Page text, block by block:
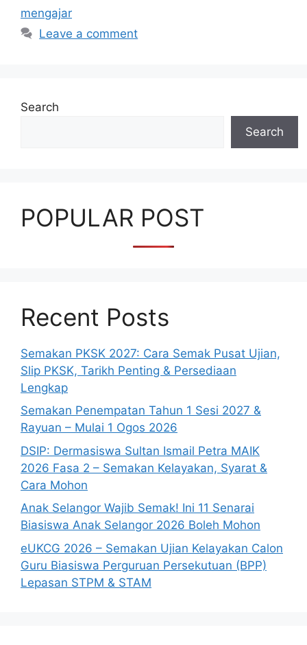
mengajar
Leave a comment
Search
Search
POPULAR POST
Recent Posts
Semakan PKSK 2027: Cara Semak Pusat Ujian,
Slip PKSK, Tarikh Penting & Persediaan
Lengkap
Semakan Penempatan Tahun 1 Sesi 2027 &
Rayuan – Mulai 1 Ogos 2026
DSIP: Dermasiswa Sultan Ismail Petra MAIK
2026 Fasa 2 – Semakan Kelayakan, Syarat &
Cara Mohon
Anak Selangor Wajib Semak! Ini 11 Senarai
Biasiswa Anak Selangor 2026 Boleh Mohon
eUKCG 2026 – Semakan Ujian Kelayakan Calon
Guru Biasiswa Perguruan Persekutuan (BPP)
Lepasan STPM & STAM